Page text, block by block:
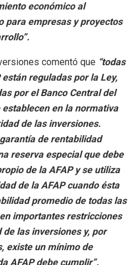
económico al
para empresas y proyectos
comentó que “todas
reguladas por la Ley,
por el Banco Central del
en la normativa
de las inversiones.
de rentabilidad
reserva especial que debe
de la AFAP y se utiliza
de la AFAP cuando ésta
promedio de todas las
importantes restricciones
las inversiones y, por
existe un mínimo de
AFAP debe cumplir”.